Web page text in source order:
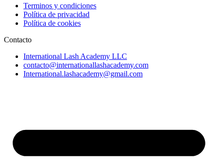
Terminos y condiciones
Política de privacidad
Política de cookies
Contacto
International Lash Academy LLC
contacto@internationallashacademy.com
International.lashacademy@gmail.com